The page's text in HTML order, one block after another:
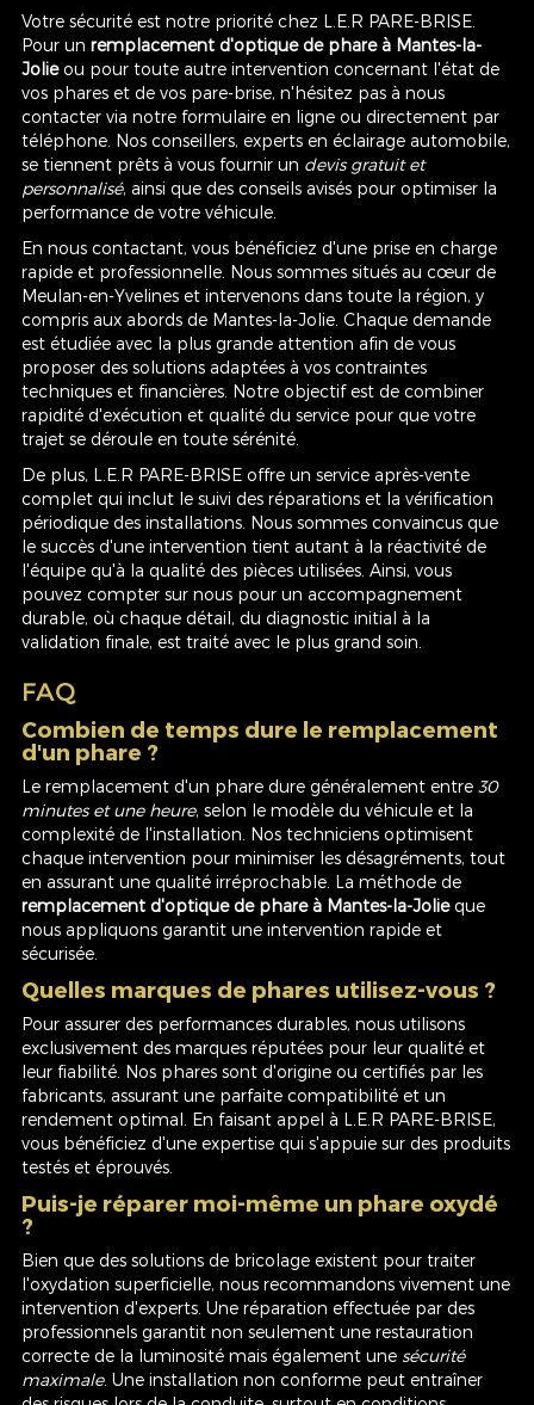
Votre sécurité est notre priorité chez L.E.R PARE-BRISE.
Pour un remplacement d'optique de phare à Mantes-la-
Jolieou pour toute autre intervention concernant l'état de
vos phares et de vos pare-brise, n'hésitez pas à nous
contacter via notre formulaire en ligne ou directement par
téléphone. Nos conseillers, experts en éclairage automobile,
se tiennent prêts à vous fournir un devis gratuit et
personnalisé, ainsi que des conseils avisés pour optimiser la
performance de votre véhicule.
En nous contactant, vous bénéficiez d'une prise en charge
rapide et professionnelle. Nous sommes situés au cœur de
Meulan-en-Yvelines et intervenons dans toute la région, y
compris aux abords de Mantes-la-Jolie. Chaque demande
est étudiée avec la plus grande attention afin de vous
proposer des solutions adaptées à vos contraintes
techniques et financières. Notre objectif est de combiner
rapidité d'exécution et qualité du service pour que votre
trajet se déroule en toute sérénité.
De plus, L.E.R PARE-BRISE offre un service après-vente
complet qui inclut le suivi des réparations et la vérification
périodique des installations. Nous sommes convaincus que
le succès d'une intervention tient autant à la réactivité de
l'équipe qu'à la qualité des pièces utilisées. Ainsi, vous
pouvez compter sur nous pour un accompagnement
durable, où chaque détail, du diagnostic initial à la
validation finale, est traité avec le plus grand soin.
FAQ
Combien de temps dure le remplacement
d'un phare ?
Le remplacement d'un phare dure généralement entre 30
minutes et une heure, selon le modèle du véhicule et la
complexité de l'installation. Nos techniciens optimisent
chaque intervention pour minimiser les désagréments, tout
en assurant une qualité irréprochable. La méthode de
remplacement d'optique de phare à Mantes-la-Jolieque
nous appliquons garantit une intervention rapide et
sécurisée.
Quelles marques de phares utilisez-vous ?
Pour assurer des performances durables, nous utilisons
exclusivement des marques réputées pour leur qualité et
leur fiabilité. Nos phares sont d'origine ou certifiés par les
fabricants, assurant une parfaite compatibilité et un
rendement optimal. En faisant appel à L.E.R PARE-BRISE,
vous bénéficiez d'une expertise qui s'appuie sur des produits
testés et éprouvés.
Puis-je réparer moi-même un phare oxydé
?
Bien que des solutions de bricolage existent pour traiter
l'oxydation superficielle, nous recommandons vivement une
intervention d'experts. Une réparation effectuée par des
professionnels garantit non seulement une restauration
correcte de la luminosité mais également une sécurité
maximale. Une installation non conforme peut entraîner